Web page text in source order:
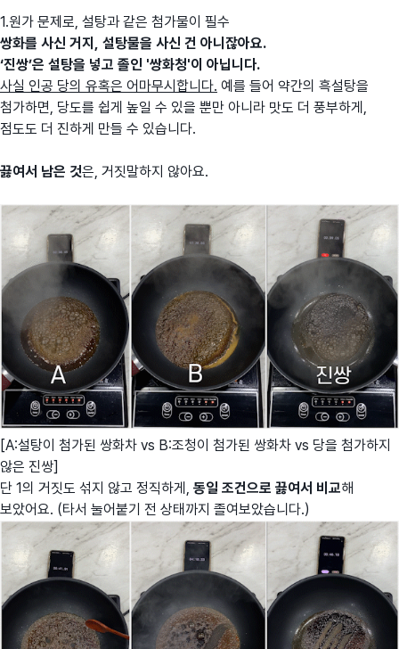
1.원가 문제로, 설탕과 같은 첨가물이 필수
쌍화를 사신 거지,
설탕물을 사신 건 아니잖아요.
‘진쌍’은 설탕을 넣고 졸인 '쌍화청'이 아닙니다.
사실 인공 당의 유혹은 어마무시합니다. 예를 들어 약간의 흑설탕을
첨가하면, 당도를 쉽게 높일 수 있을 뿐만 아니라 맛도 더 풍부하게,
점도도 더 진하게 만들 수 있습니다.
끓여서 남은 것은, 거짓말하지 않아요.
[A:설탕이 첨가된 쌍화차 vs B:조청이 첨가된 쌍화차 vs 당을 첨가하지
않은 진쌍]
단 1의 거짓도 섞지 않고 정직하게, 동일 조건으로 끓여서 비교해
보았어요. (타서 눌어붙기 전 상태까지 졸여보았습니다.)